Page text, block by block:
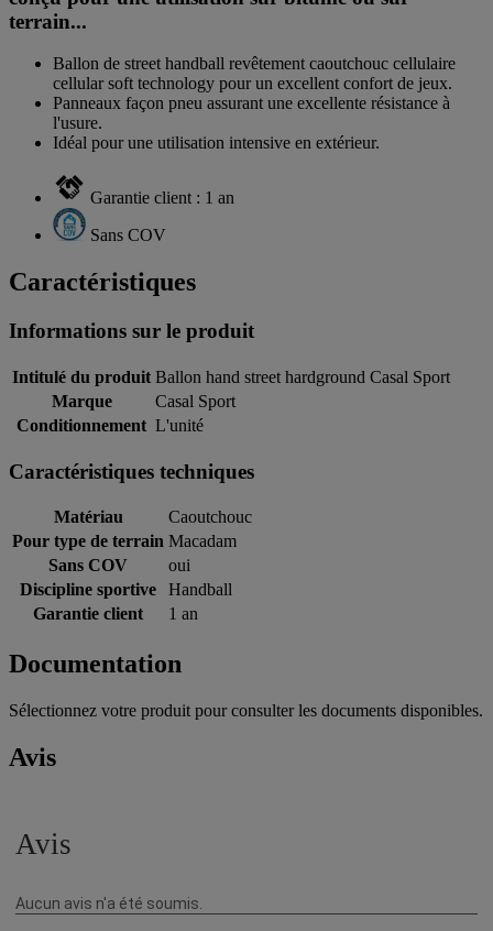
terrain...
Ballon de street handball revêtement caoutchouc cellulaire
cellular soft technology pour un excellent confort de jeux.
Panneaux façon pneu assurant une excellente résistance à
l'usure.
Idéal pour une utilisation intensive en extérieur.
Garantie client : 1 an
Sans COV
Caractéristiques
Informations sur le produit
Intitulé du produit Ballon hand street hardground Casal Sport
Marque
Casal Sport
Conditionnement L'unité
Caractéristiques techniques
Matériau
Caoutchouc
Pour type de terrain Macadam
Sans COV
oui
Discipline sportive
Handball
Garantie client
1 an
Documentation
Sélectionnez votre produit pour consulter les documents disponibles.
Avis